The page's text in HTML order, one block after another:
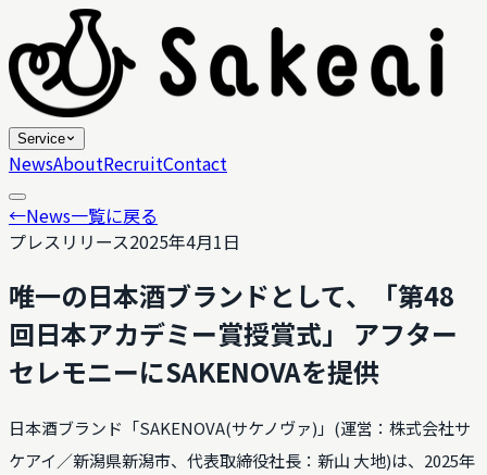
Service
NewsAboutRecruitContact
←News一覧に戻る
プレスリリース2025年4月1日
唯一の日本酒ブランドとして、「第48
回日本アカデミー賞授賞式」 アフター
セレモニーにSAKENOVAを提供
日本酒ブランド「SAKENOVA(サケノヴァ)」(運営：株式会社サ
ケアイ／新潟県新潟市、代表取締役社長：新山 大地)は、2025年